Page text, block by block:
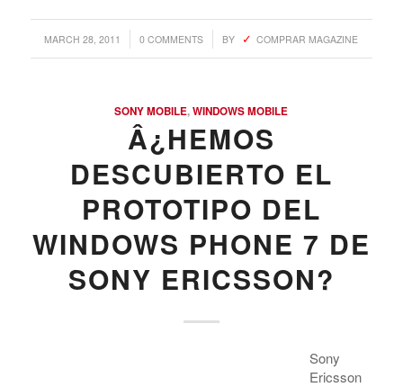
MARCH 28, 2011
/ 0 COMMENTS
/ BY COMPRAR MAGAZINE
SONY MOBILE,WINDOWS MOBILE
Â¿HEMOS
DESCUBIERTO EL
PROTOTIPO DEL
WINDOWS PHONE 7 DE
SONY ERICSSON?
Sony
Ericsson